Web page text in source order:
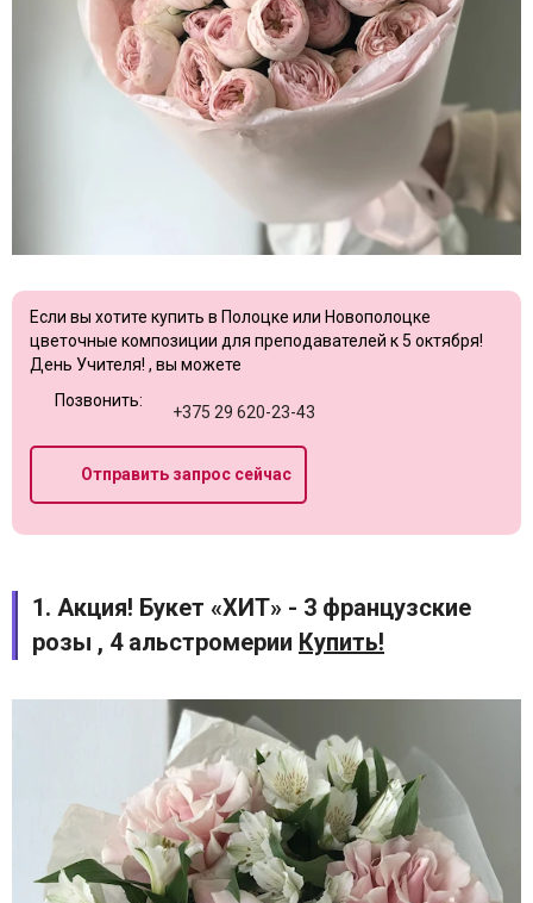
Если вы хотите купить в Полоцке или Новополоцке
цветочные композиции для преподавателей к 5 октября!
День Учителя! , вы можете
Позвонить:
+375 29 620-23-43
Отправить запрос сейчас
1. Акция! Букет «ХИТ» - 3 французские
розы , 4 альстромерии Купить!